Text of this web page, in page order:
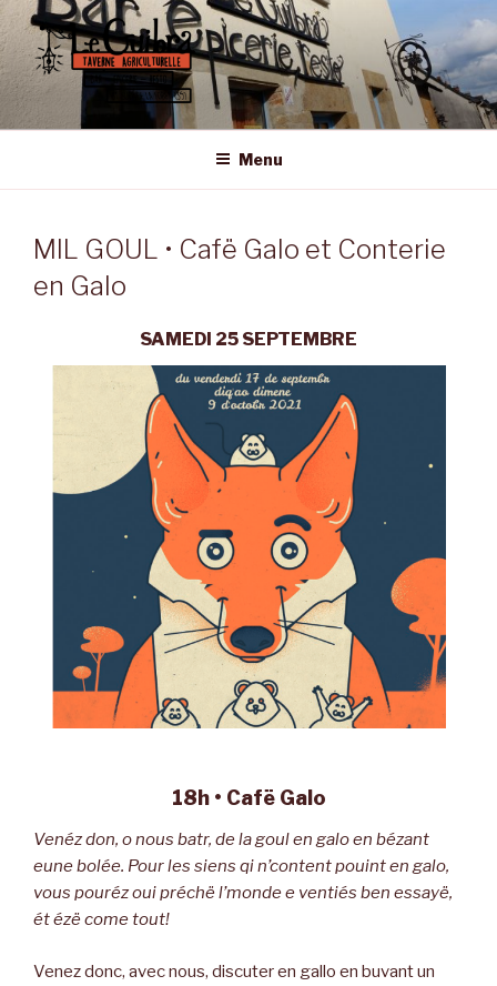
Aller
au
contenu
principal
LE GUIBRA – ST SULPICE LA
Taverne Agriculturelle • Bar – Epicerie – Resto
Menu
MIL GOUL • Cafë Galo et Conterie
en Galo
SAMEDI 25 SEPTEMBRE
18h • Cafë Galo
Venéz don, o nous batr, de la goul en galo en bézant
eune bolée. Pour les siens qi n’content pouint en galo,
vous pouréz oui préchë l’monde e ventiés ben essayë,
ét ézë come tout!
Venez donc, avec nous, discuter en gallo en buvant un